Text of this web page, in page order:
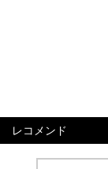
レコメンド